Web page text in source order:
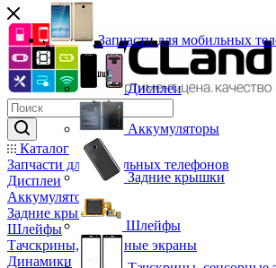
Каталог
Запчасти для мобильных телефонов
Дисплеи
Аккумуляторы
Задние крышки
Шлейфы
Тачскрины, сенсорные экраны
Динамики
Запчасти для мобильных
Дисплеи
Аккумуляторы
Задние крышки
Шлейфы